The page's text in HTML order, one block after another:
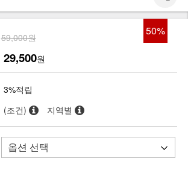
50%
59,000원
29,500원
3%적립
(조건) 지역별